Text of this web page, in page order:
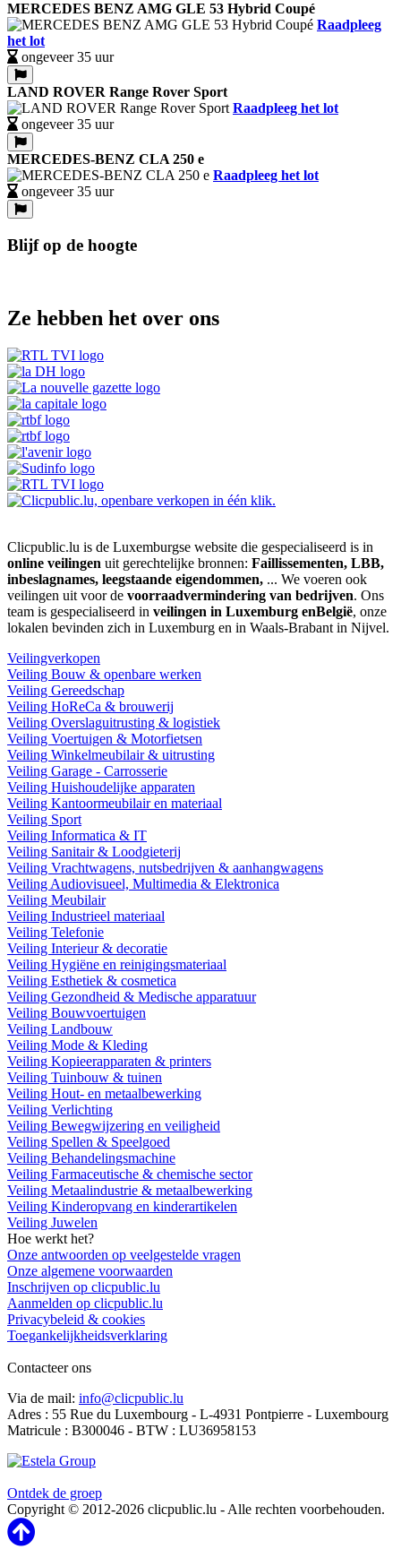
MERCEDES BENZ AMG GLE 53 Hybrid Coupé
Raadpleeg
het lot
ongeveer 35 uur
LAND ROVER Range Rover Sport
Raadpleeg het lot
ongeveer 35 uur
MERCEDES-BENZ CLA 250 e
Raadpleeg het lot
ongeveer 35 uur
Blijf op de hoogte
Ze hebben het over ons
Clicpublic.lu is de Luxemburgse website die gespecialiseerd is in
online veilingen uit gerechtelijke bronnen: Faillissementen, LBB,
inbeslagnames, leegstaande eigendommen, ... We voeren ook
veilingen uit voor de voorraadvermindering van bedrijven. Ons
team is gespecialiseerd in veilingen in Luxemburg enBelgië, onze
lokalen bevinden zich in Luxemburg en in Waals-Brabant in Nijvel.
Veilingverkopen
Veiling Bouw & openbare werken
Veiling Gereedschap
Veiling HoReCa & brouwerij
Veiling Overslaguitrusting & logistiek
Veiling Voertuigen & Motorfietsen
Veiling Winkelmeubilair & uitrusting
Veiling Garage - Carrosserie
Veiling Huishoudelijke apparaten
Veiling Kantoormeubilair en materiaal
Veiling Sport
Veiling Informatica & IT
Veiling Sanitair & Loodgieterij
Veiling Vrachtwagens, nutsbedrijven & aanhangwagens
Veiling Audiovisueel, Multimedia & Elektronica
Veiling Meubilair
Veiling Industrieel materiaal
Veiling Telefonie
Veiling Interieur & decoratie
Veiling Hygiëne en reinigingsmateriaal
Veiling Esthetiek & cosmetica
Veiling Gezondheid & Medische apparatuur
Veiling Bouwvoertuigen
Veiling Landbouw
Veiling Mode & Kleding
Veiling Kopieerapparaten & printers
Veiling Tuinbouw & tuinen
Veiling Hout- en metaalbewerking
Veiling Verlichting
Veiling Bewegwijzering en veiligheid
Veiling Spellen & Speelgoed
Veiling Behandelingsmachine
Veiling Farmaceutische & chemische sector
Veiling Metaalindustrie & metaalbewerking
Veiling Kinderopvang en kinderartikelen
Veiling Juwelen
Hoe werkt het?
Onze antwoorden op veelgestelde vragen
Onze algemene voorwaarden
Inschrijven op clicpublic.lu
Aanmelden op clicpublic.lu
Privacybeleid & cookies
Toegankelijkheidsverklaring
Contacteer ons
Via de mail: info@clicpublic.lu
Adres : 55 Rue du Luxembourg - L-4931 Pontpierre - Luxembourg
Matricule : B300046 - BTW : LU36958153
Ontdek de groep
Copyright © 2012-2026 clicpublic.lu - Alle rechten voorbehouden.